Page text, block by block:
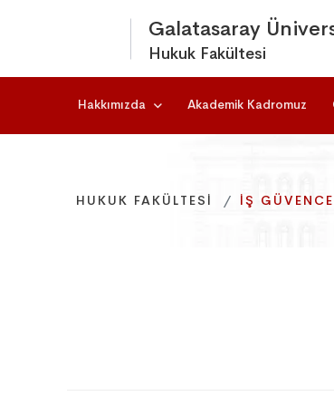
Galatasaray
Hukuk Fakültesi
Hakkımızda Akademik Kadromuz
HUKUK FAKÜLTESI İŞ
HUKUK FAKÜLTESI İŞ
HUKUK FAKÜLTESI İŞ